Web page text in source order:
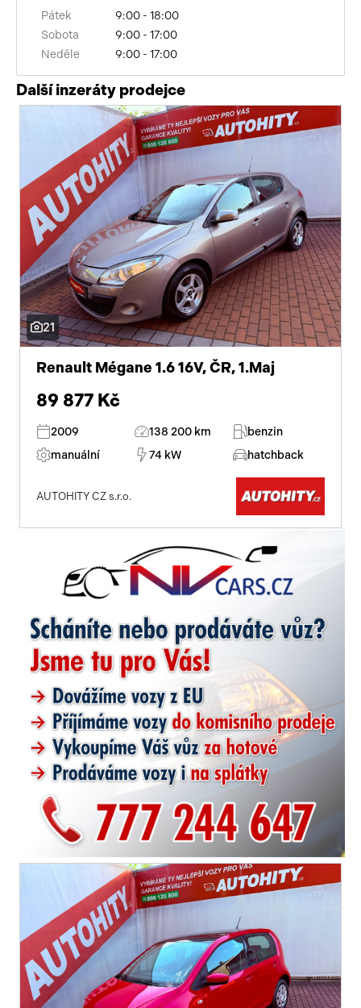
Pátek
9:00 - 18:00
Sobota
9:00 - 17:00
Neděle
9:00 - 17:00
Další inzeráty prodejce
21
Renault Mégane 1.6 16V, ČR, 1.Maj
89 877 Kč
2009 138 200 km
benzin
manuální
74 kW hatchback
AUTOHITY CZ s.r.o.